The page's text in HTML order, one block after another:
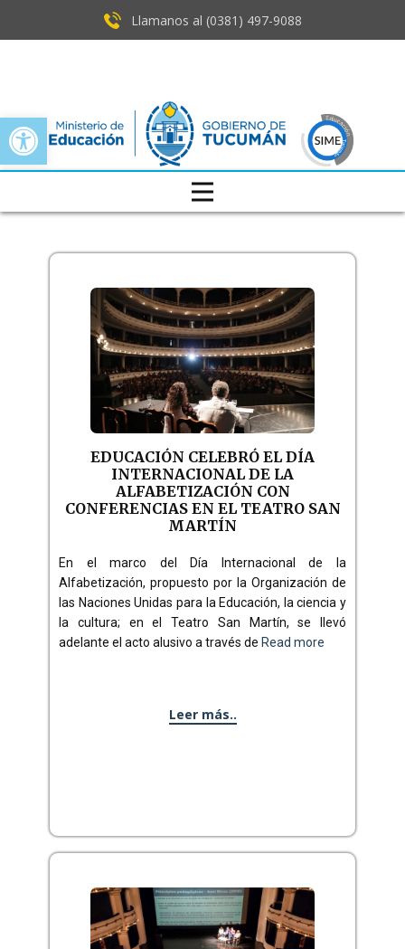
Open toolbar
Llamanos al (0381) ​497-9088
EDUCACIÓN CELEBRÓ EL DÍA
INTERNACIONAL DE LA
ALFABETIZACIÓN CON
CONFERENCIAS EN EL TEATRO SAN
MARTÍN
En el marco del Día Internacional de la
Alfabetización, propuesto por la Organización de
las Naciones Unidas para la Educación, la ciencia y
la cultura; en el Teatro San Martín, se llevó
adelante el acto alusivo a través de Read more
Leer más..